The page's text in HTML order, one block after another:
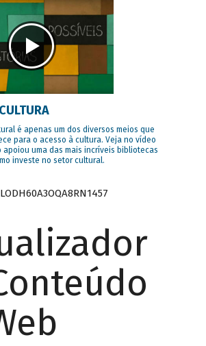
é apenas um dos diversos meios que
para o acesso à cultura. Veja no vídeo
apoiou uma das mais incríveis bibliotecas
investe no setor cultural.